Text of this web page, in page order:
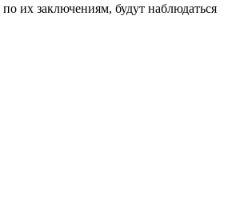
их заключениям, будут наблюдаться